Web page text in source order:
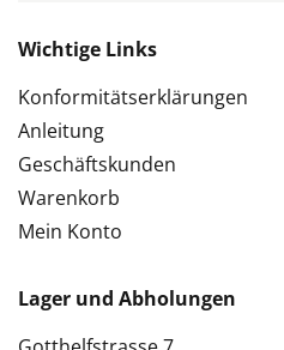
Wichtige Links
Konformitätserklärungen
Anleitung
Geschäftskunden
Warenkorb
Mein Konto
Lager und Abholungen